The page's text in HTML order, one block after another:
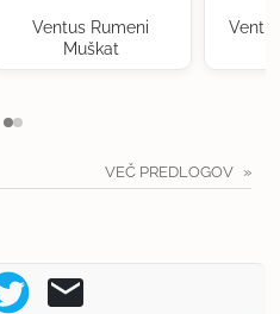
Ventus Rumeni
Muškat
VEČ PREDLOGOV